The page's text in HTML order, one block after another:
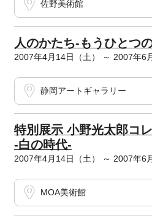
佐野美術館
人のかたち-もうひとつ
2007年4月14日（土） ～ 2007年6
静岡アートギャラリー
特別展示 小野光太郎コ
-白の時代-
2007年4月14日（土） ～ 2007年6
MOA美術館